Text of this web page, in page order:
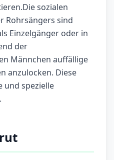
sozialen
Rohrsängers sind
Einzelgänger oder in
der
Männchen auffällige
anzulocken. Diese
und spezielle